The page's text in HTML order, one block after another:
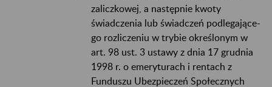
zaliczkowej, a następnie kwoty
świadczenia lub świadczeń podlegające-
go rozliczeniu w trybie określonym w
art. 98 ust. 3 ustawy z dnia 17 grudnia
1998 r. o emeryturach i rentach z
Funduszu Ubezpieczeń Społecznych